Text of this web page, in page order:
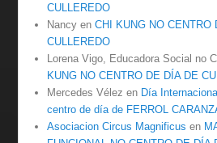
CULLEREDO
Nancy enCHI KUNG NO CENTRO
CULLEREDO
Lorena Vigo, Educadora Social no
KUNG NO CENTRO DE DÍA DE
Mercedes Vélez en Día
centro de día de FERROL
Asociacion Circus Magnificus en